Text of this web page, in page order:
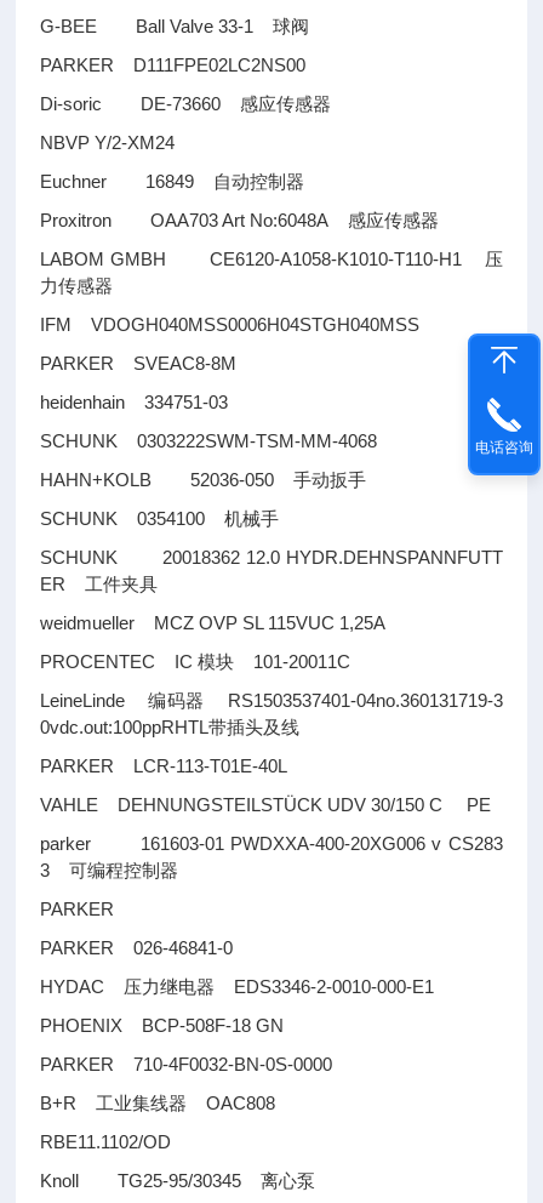
G-BEE Ball Valve 33-1球阀
PARKER D111FPE02LC2NS00
Di-soric DE-73660感应传感器
NBVP Y/2-XM24
Euchner 16849
自动控制器
Proxitron OAA703 Art No:6048A感应传感器
LABOM GMBH CE6120-A1058-K1010-T110-H1
压
力传感器
IFM VDOGH040MSS0006H04STGH040MSS
PARKER SVEAC8-8M
heidenhain 334751-03
SCHUNK 0303222SWM-TSM-MM-4068
HAHN+KOLB 52036-050手动扳手
SCHUNK 0354100机械手
SCHUNK 20018362 12.0 HYDR.DEHNSPANNFUTT
ER 工件夹具
weidmueller MCZ OVP SL 115VUC 1,25A
PROCENTEC IC模块 101-20011C
LeineLinde编码器
RS1503537401-04no.360131719-3
0vdc.out:100ppRHTL带插头及线
PARKER LCR-113-T01E-40L
VAHLE DEHNUNGSTEILSTÜCK UDV 30/150 C PE
parker 161603-01 PWDXXA-400-20XG006 v CS283
3可编程控制器
PARKER
PARKER 026-46841-0
HYDAC 压力继电器
EDS3346-2-0010-000-E1
PHOENIX BCP-508F-18 GN
PARKER 710-4F0032-BN-0S-0000
B+R 工业集线器
OAC808
RBE11.1102/OD
Knoll TG25-95/30345离心泵
电话咨询